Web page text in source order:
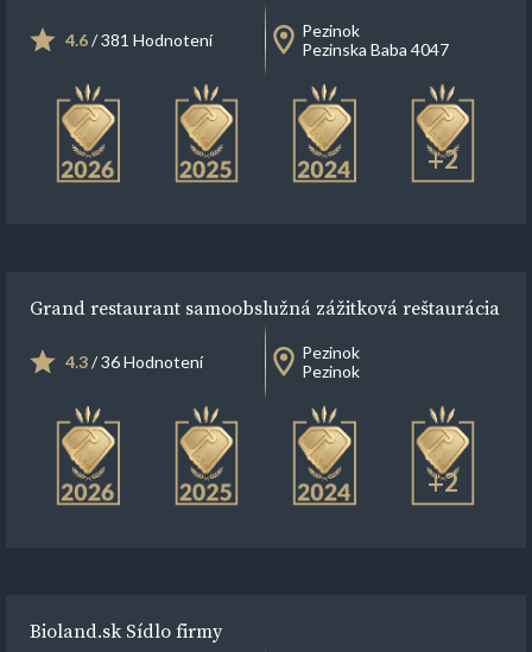
4.6/ 381 Hodnotení
Pezinok
Pezinska Baba 4047
+2
Grand restaurant samoobslužná zážitková reštaurácia
4.3/ 36 Hodnotení
Pezinok
Pezinok
+2
Bioland.sk Sídlo firmy